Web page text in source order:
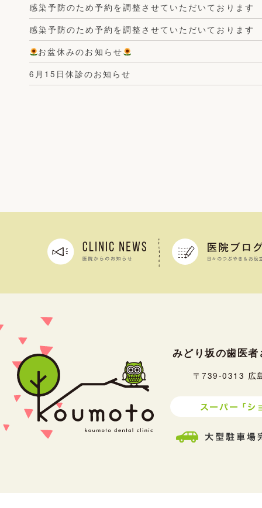
感染予防のため予約を調整させていただいております
感染予防のため予約を調整させていただいております
お盆休みのお知らせ
6月15日休診のお知らせ
みどり坂の歯医者
〒739-0313 広